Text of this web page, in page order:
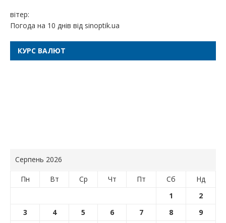
вітер:
Погода на 10 днів від sinoptik.ua
КУРС ВАЛЮТ
Серпень 2026
Пн Вт Ср Чт Пт Сб
Нд
1
2
3
4 5 6 7 8
9